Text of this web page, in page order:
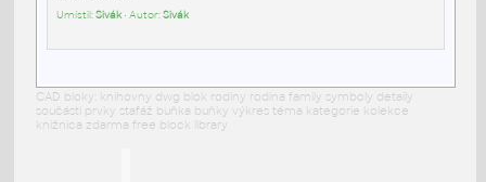
Umístil:Sivák• Autor:Sivák
CAD bloky: knihovny dwg blok rodiny rodina family symboly detaily
součásti prvky stafáž buňka buňky výkres téma kategorie kolekce
knižnica zdarma free block library